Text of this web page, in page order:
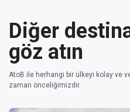
Diğer
göz atın
AtoB ile herhangi bir ülkeyi kolay ve
zaman önceliğimizdir.